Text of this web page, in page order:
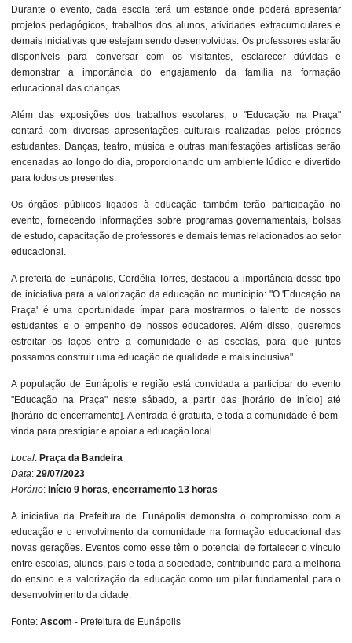
Durante o evento, cada escola terá um estande onde poderá apresentar
projetos pedagógicos, trabalhos dos alunos, atividades extracurriculares e
demais iniciativas que estejam sendo desenvolvidas. Os professores estarão
disponíveis para conversar com os visitantes, esclarecer dúvidas e
demonstrar a importância do engajamento da família na formação
educacional das crianças.
Além das exposições dos trabalhos escolares, o "Educação na Praça"
contará com diversas apresentações culturais realizadas pelos próprios
estudantes. Danças, teatro, música e outras manifestações artísticas serão
encenadas ao longo do dia, proporcionando um ambiente lúdico e divertido
para todos os presentes.
Os órgãos públicos ligados à educação também terão participação no
evento, fornecendo informações sobre programas governamentais, bolsas
de estudo, capacitação de professores e demais temas relacionados ao setor
educacional.
A prefeita de Eunápolis, Cordélia Torres, destacou a importância desse tipo
de iniciativa para a valorização da educação no município: "O 'Educação na
Praça' é uma oportunidade ímpar para mostrarmos o talento de nossos
estudantes e o empenho de nossos educadores. Além disso, queremos
estreitar os laços entre a comunidade e as escolas, para que juntos
possamos construir uma educação de qualidade e mais inclusiva".
A população de Eunápolis e região está convidada a participar do evento
"Educação na Praça" neste sábado, a partir das [horário de início] até
[horário de encerramento]. A entrada é gratuita, e toda a comunidade é bem-
vinda para prestigiar e apoiar a educação local.
Local: Praça da Bandeira
Data: 29/07/2023
Horário: Início 9 horas, encerramento 13 horas
A iniciativa da Prefeitura de Eunápolis demonstra o compromisso com a
educação e o envolvimento da comunidade na formação educacional das
novas gerações. Eventos como esse têm o potencial de fortalecer o vínculo
entre escolas, alunos, pais e toda a sociedade, contribuindo para a melhoria
do ensino e a valorização da educação como um pilar fundamental para o
desenvolvimento da cidade.
Fonte: Ascom - Prefeitura de Eunápolis